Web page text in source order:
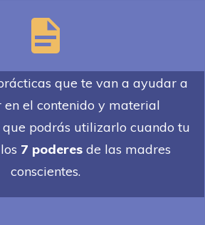
que te van a ayudar a
el contenido y material
podrás utilizarlo cuando tu
7 poderes de las madres
conscientes.